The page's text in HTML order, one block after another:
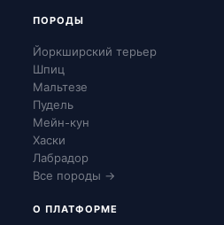
ПОРОДЫ
Йоркширский терьер
Шпиц
Мальтезе
Пудель
Мейн-кун
Хаски
Лабрадор
Все породы →
О ПЛАТФОРМЕ